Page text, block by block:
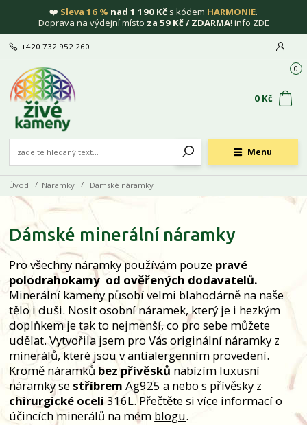
❤️ Sleva 16 % nad 1 190 Kč s kódem HARMONIE.
Doprava na výdejní místo za 59 Kč / ZDARMA! info ZDE
Menu
+420 732 952 260
0
0 Kč
Úvod Náramky Dámské náramky
Dámské minerální náramky
Pro všechny náramky používám pouze pravé
polodrahokamy od ověřených dodavatelů.
Minerální kameny působí velmi blahodárně na naše
tělo i duši. Nosit osobní náramek, který je i hezkým
doplňkem je tak to nejmenší, co pro sebe můžete
udělat. Vytvořila jsem pro Vás originální náramky z
minerálů, které jsou v antialergenním provedení.
Kromě náramků bez přívěsků nabízím luxusní
náramky se stříbremAg925 a nebo s přívěsky z
chirurgické oceli316L. Přečtěte si více informací o
účincích minerálů na mém blogu.